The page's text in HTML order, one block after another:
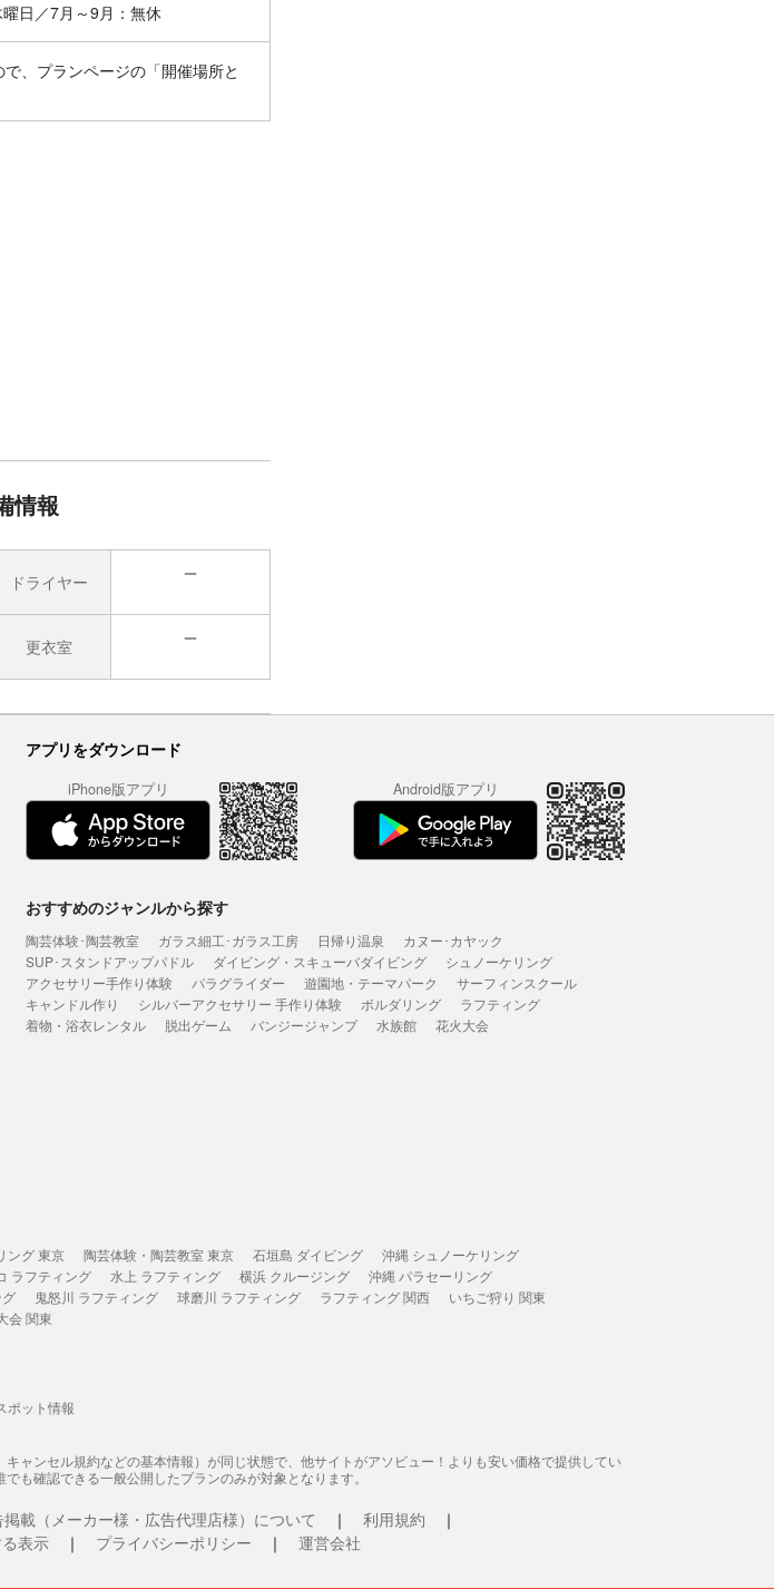
日／7月～9月：無休
、プランページの「開催場所と
情報
ドライヤー
更衣室
アプリをダウンロード
iPhone版アプリ Android版アプリ
おすすめのジャンルから探す
陶芸体験･陶芸教室 ガラス細工･ガラス工房 日帰り温泉
カヌー･カヤック
SUP･スタンドアップパドル
ダイビング・スキューバダイビング
シュノーケリング
アクセサリー手作り体験
パラグライダー 遊園地・テーマパーク
サーフィンスクール
キャンドル作り
シルバーアクセサリー 手作り体験 ボルダリング
ラフティング
着物・浴衣レンタル
脱出ゲーム バンジージャンプ 水族館 花火大会
ング 東京 陶芸体験・陶芸教室 東京 石垣島 ダイビング
沖縄 シュノーケリング
ラフティング 水上 ラフティング 横浜 クルージング
沖縄 パラセーリング
鬼怒川 ラフティング 球磨川 ラフティング ラフティング 関西
いちご狩り 関東
会 関東
ポット情報
ャンセル規約などの基本情報）が同じ状態で、他サイトがアソビュー！よりも安い価格で提供してい
も確認できる一般公開したプランのみが対象となります。
掲載（メーカー様・広告代理店様）について
利用規約
表示
プライバシーポリシー 運営会社